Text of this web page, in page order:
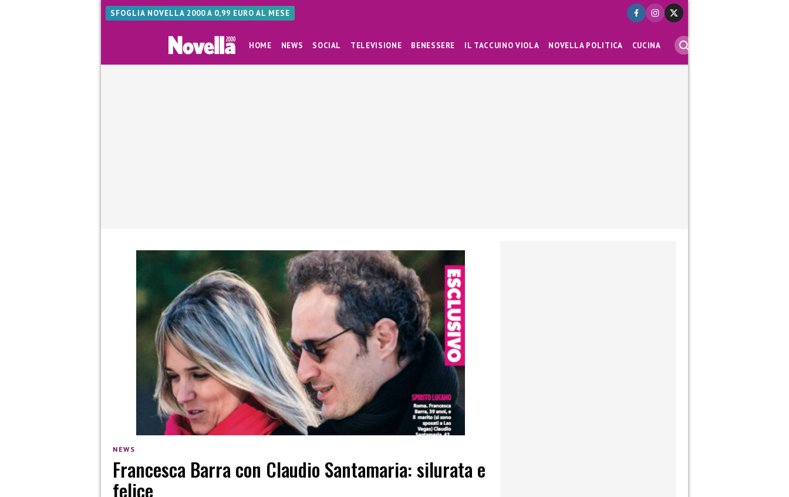
SFOGLIA NOVELLA 2000 A 0,99 EURO AL MESE
HOME NEWS SOCIAL TELEVISIONE BENESSERE IL TACCUINO VIOLA NOVELLA POLITICA CUCINA
NEWS
Francesca Barra con Claudio Santamaria: silurata e
felice